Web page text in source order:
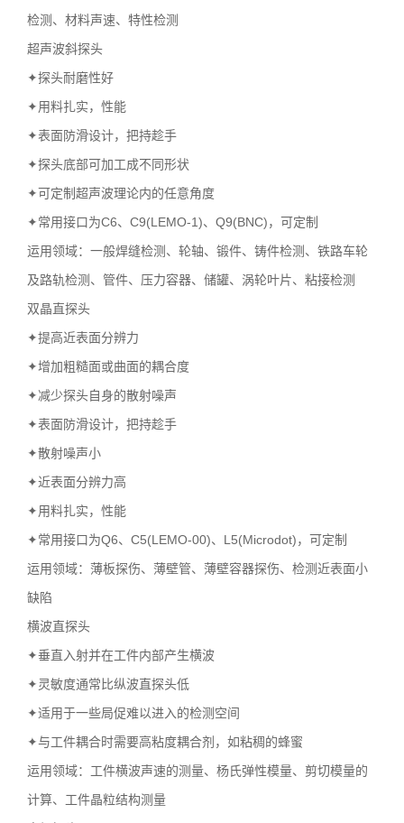
检测、材料声速、特性检测
超声波斜探头
✦探头耐磨性好
✦用料扎实，性能
✦表面防滑设计，把持趁手
✦探头底部可加工成不同形状
✦可定制超声波理论内的任意角度
✦常用接口为C6、C9(LEMO-1)、Q9(BNC)，可定制
运用领域：一般焊缝检测、轮轴、锻件、铸件检测、铁路车轮
及路轨检测、管件、压力容器、储罐、涡轮叶片、粘接检测
双晶直探头
✦提高近表面分辨力
✦增加粗糙面或曲面的耦合度
✦减少探头自身的散射噪声
✦表面防滑设计，把持趁手
✦散射噪声小
✦近表面分辨力高
✦用料扎实，性能
✦常用接口为Q6、C5(LEMO-00)、L5(Microdot)，可定制
运用领域：薄板探伤、薄壁管、薄壁容器探伤、检测近表面小
缺陷
横波直探头
✦垂直入射并在工件内部产生横波
✦灵敏度通常比纵波直探头低
✦适用于一些局促难以进入的检测空间
✦与工件耦合时需要高粘度耦合剂，如粘稠的蜂蜜
运用领域：工件横波声速的测量、杨氏弹性模量、剪切模量的
计算、工件晶粒结构测量